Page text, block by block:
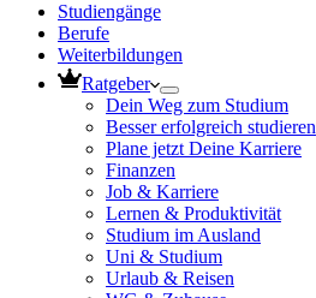
Studiengänge
Berufe
Weiterbildungen
Ratgeber
Dein Weg zum Studium
Besser erfolgreich studieren
Plane jetzt Deine Karriere
Finanzen
Job & Karriere
Lernen & Produktivität
Studium im Ausland
Uni & Studium
Urlaub & Reisen